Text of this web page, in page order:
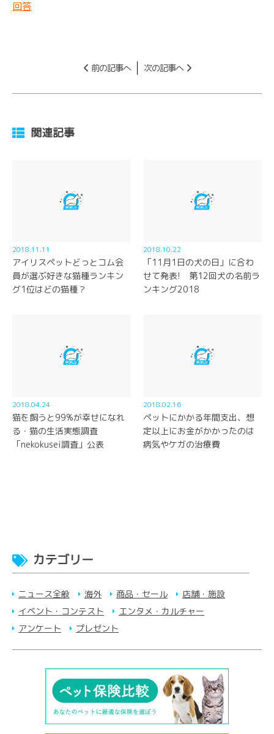
回答
前の記事へ 次の記事へ
関連記事
2018.11.11
アイリスペットどっとコム会
員が選ぶ好きな猫種ランキン
グ1位はどの猫種？
2018.10.22
「11月1日の犬の日」に合わ
せて発表! 第12回犬の名前ラ
ンキング2018
2018.04.24
猫を飼うと99%が幸せになれ
る・猫の生活実態調査
「nekokusei調査」公表
2018.02.16
ペットにかかる年間支出、想
定以上にお金がかかったのは
病気やケガの治療費
カテゴリー
ニュース全般 海外 商品・セール
店舗・施設
イベント・コンテスト
エンタメ・カルチャー
アンケート
プレゼント